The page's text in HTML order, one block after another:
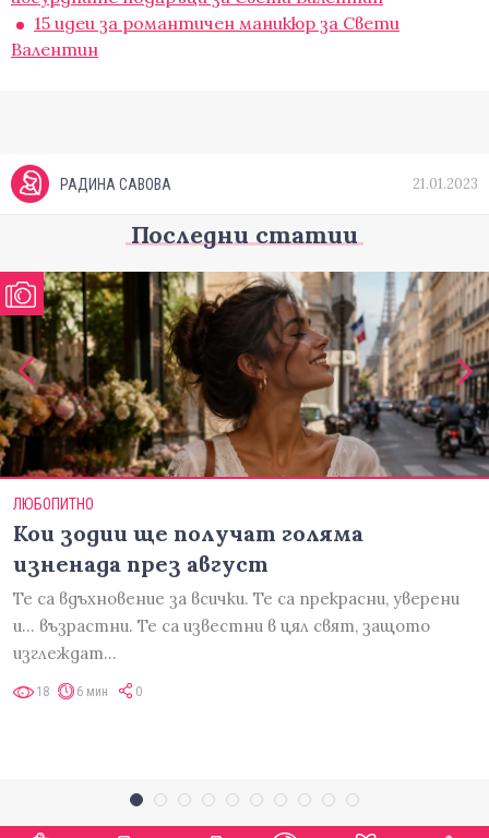
15 идеи за романтичен маникюр за Свети
Валентин
РАДИНА САВОВА 21.01.2023
Последни статии
ЛЮБОПИТНО
Кои зодии ще получат голяма
изненада през август
Те са вдъхновение за всички. Те са прекрасни, уверени
и... възрастни. Те са известни в цял свят, защото
изглеждат…
18 6 мин 0